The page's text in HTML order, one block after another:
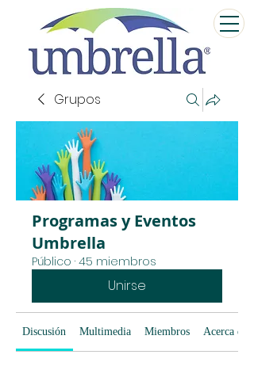
Grupos
Programas y Eventos
Umbrella
Público · 45 miembros
Unirse
Discusión Multimedia Miembros Acerca de